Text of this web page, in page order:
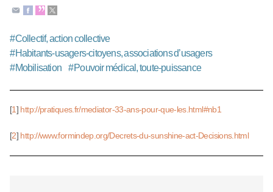
#Collectif, action collective
#Habitants-usagers-citoyens, associations d’usagers
#Mobilisation #Pouvoir médical, toute-puissance
[1] http://pratiques.fr/mediator-33-ans-pour-que-les.html#nb1
[2] http://www.formindep.org/Decrets-du-sunshine-act-Decisions.html